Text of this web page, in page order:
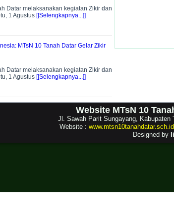
Datar melaksanakan kegiatan Zikir dan
1 Agustus [[Selengkapnya...]]
MTsN 10 Tanah Datar Gelar Zikir
Datar melaksanakan kegiatan Zikir dan
1 Agustus [[Selengkapnya...]]
Website MTsN 10
Jl. Sawah Parit Sungayang, Kabupaten
Website : www.mtsn10tanahdatar.sch.id
Designed by